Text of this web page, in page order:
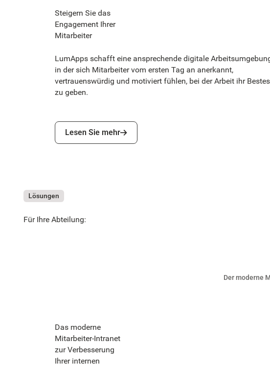
Steigern Sie das
Engagement Ihrer
Mitarbeiter‍
LumApps schafft eine ansprechende digitale
in der sich Mitarbeiter vom ersten Tag an anerkannt,
vertrauenswürdig und motiviert fühlen, bei der Arbeit ihr Bestes
zu geben.
Lesen Sie mehr
Lesen Sie mehr
Lösungen
Für Ihre Abteilung:
Der moderne
Das moderne
Mitarbeiter-Intranet
zur Verbesserung
Ihrer internen